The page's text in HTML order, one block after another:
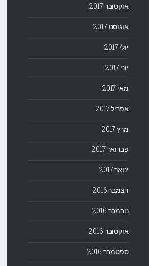
אוקטובר 2017
אוגוסט 2017
יולי 2017
יוני 2017
מאי 2017
אפריל 2017
מרץ 2017
פברואר 2017
ינואר 2017
דצמבר 2016
נובמבר 2016
אוקטובר 2016
ספטמבר 2016